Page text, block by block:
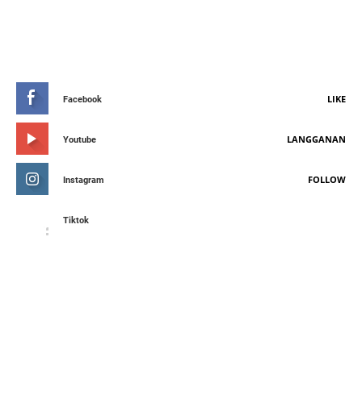
Facebook LIKE
Youtube LANGGANAN
Instagram FOLLOW
Tiktok